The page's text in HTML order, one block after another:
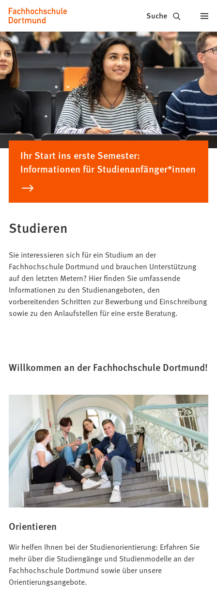
Inhalt anspringen
Fachhochschule
Dortmund
-
Studium,
Studiengänge,
Bewerbung
Suche
Ihr Start ins erste Semester:
Informationen für Studienanfänger*innen
Studieren
Sie interessieren sich für ein Studium an der
Fachhochschule Dortmund und brauchen Unterstützung
auf den letzten Metern? Hier finden Sie umfassende
Informationen zu den Studienangeboten, den
vorbereitenden Schritten zur Bewerbung und Einschreibung
sowie zu den Anlaufstellen für eine erste Beratung.
Willkommen an der Fachhochschule Dortmund!
Orientieren
Wir helfen Ihnen bei der Studienorientierung: Erfahren Sie
mehr über die Studiengänge und Studienmodelle an der
Fachhochschule Dortmund sowie über unsere
Orientierungsangebote.